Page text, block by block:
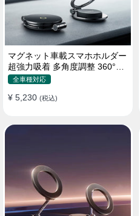
マグネット車載スマホホルダー
超強力吸着 多角度調整 360°回
転な台座 車用ホルダー 折りた
全機種対応
全車種対応
¥ 5,230 (税込)